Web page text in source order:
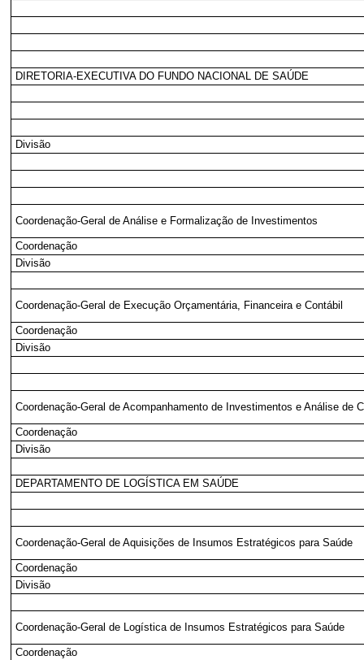
DIRETORIA-EXECUTIVA DO FUNDO NACIONAL DE SAÚDE
Divisão
Coordenação-Geral de Análise e Formalização de Investimentos
Coordenação
Divisão
Coordenação-Geral de Execução Orçamentária, Financeira e Contábil
Coordenação
Divisão
Coordenação-Geral de Acompanhamento de Investimentos e Análise de
Coordenação
Divisão
DEPARTAMENTO DE LOGÍSTICA EM SAÚDE
Coordenação-Geral de Aquisições de Insumos Estratégicos para Saúde
Coordenação
Divisão
Coordenação-Geral de Logística de Insumos Estratégicos para Saúde
Coordenação